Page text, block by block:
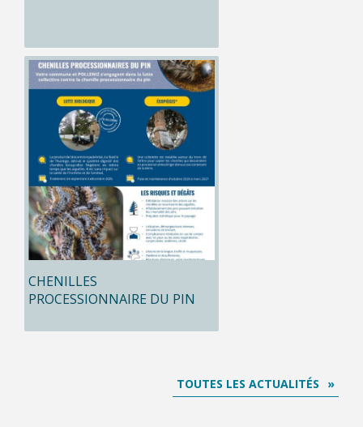
CHENILLES
PROCESSIONNAIRE DU PIN
TOUTES LES ACTUALITÉS